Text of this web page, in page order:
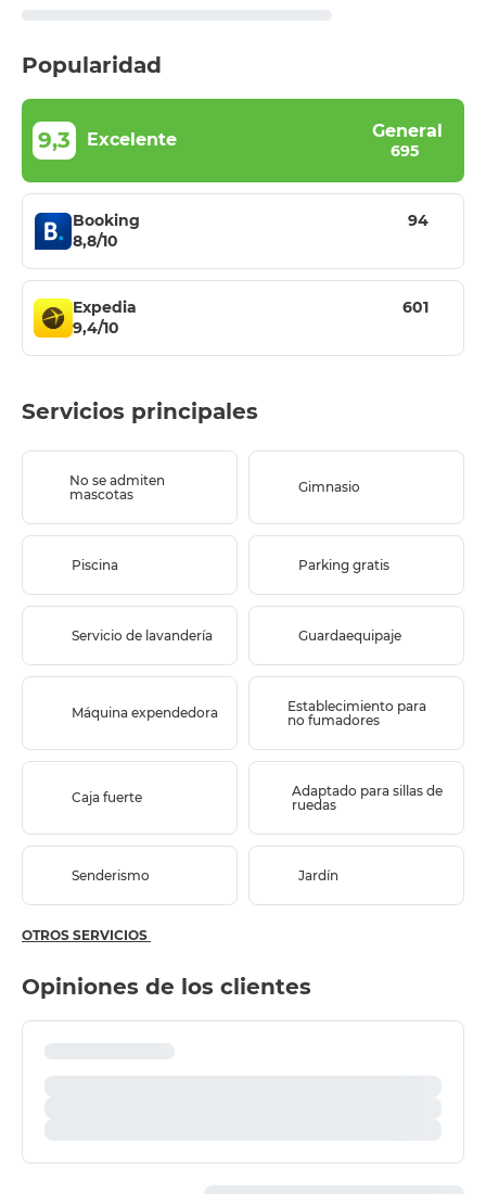
Popularidad
9,3 Excelente General
695
Booking
8,8/10
94
Expedia
9,4/10
601
Servicios principales
No se admiten
mascotas
Gimnasio
Piscina Parking gratis
Servicio de lavandería Guardaequipaje
Máquina expendedora
Establecimiento para
no fumadores
Caja fuerte
Adaptado para sillas de
ruedas
Senderismo Jardín
OTROS SERVICIOS
Opiniones de los clientes